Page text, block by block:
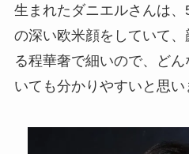
生まれたダニエルさんは
の深い欧米顔をしていて
る程華奢で細いので、ど
いても分かりやすいと思い